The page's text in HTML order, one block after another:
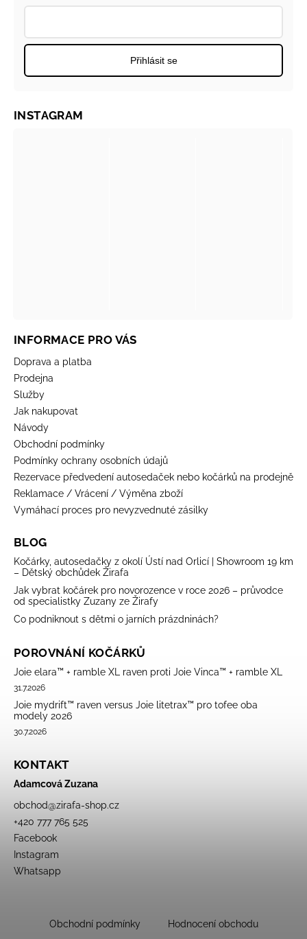
Přihlásit se
INFORMACE PRO VÁS
Doprava a platba
Prodejna
Služby
Jak nakupovat
Návody
Obchodní podmínky
Podmínky ochrany osobních údajů
Rezervace předvedení autosedaček nebo kočárků na prodejně
Reklamace / Vrácení / Výměna zboží
Vymáhací proces pro nevyzvednuté zásilky
BLOG
Kočárky, autosedačky z okolí Ústí nad Orlicí | Showroom 19 km
– Dětský obchůdek Žirafa
Jak vybrat kočárek pro novorozence v roce 2026 – průvodce
od specialistky Zuzany ze Žirafy
Co podniknout s dětmi o jarních prázdninách?
POROVNÁNÍ KOČÁRKŮ
Joie elara™ + ramble XL raven proti Joie Vinca™ + ramble XL
31.7.2026
Joie mydrift™ raven versus Joie litetrax™ pro tofee oba
modely 2026
30.7.2026
KONTAKT
Adamcová Zuzana
obchod@zirafa-shop.cz
+420 777 765 525
Facebook
Instagram
Whatsapp
INSTAGRAM
Obchodní podmínky Hodnocení obchodu